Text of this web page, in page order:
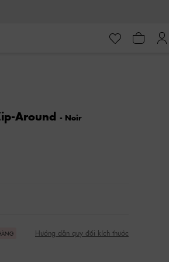
Around - Noir
Hướng dẫn quy đổi kích thước